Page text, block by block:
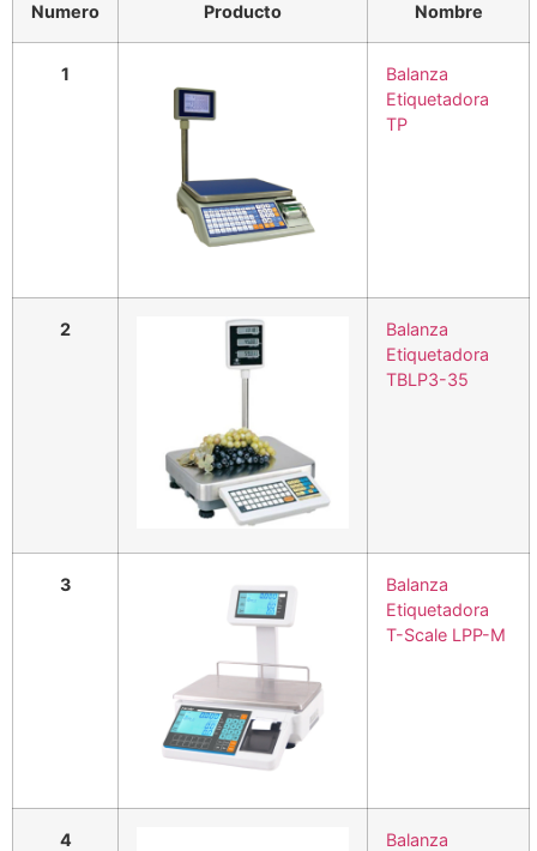
Numero Producto Nombre
1
Balanza
Etiquetadora
TP
2
Balanza
Etiquetadora
TBLP3-35
3
Balanza
Etiquetadora
T-Scale LPP-M
4
Balanza